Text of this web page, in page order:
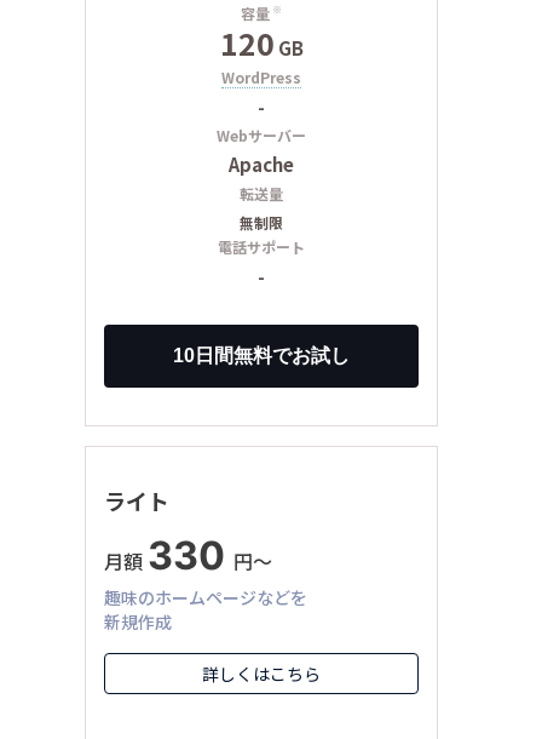
容量 ※
120 GB
WordPress
-
Webサーバー
Apache
転送量
無制限
電話サポート
-
ライト
月額 330 円〜
趣味のホームページなどを
新規作成
詳しくはこちら